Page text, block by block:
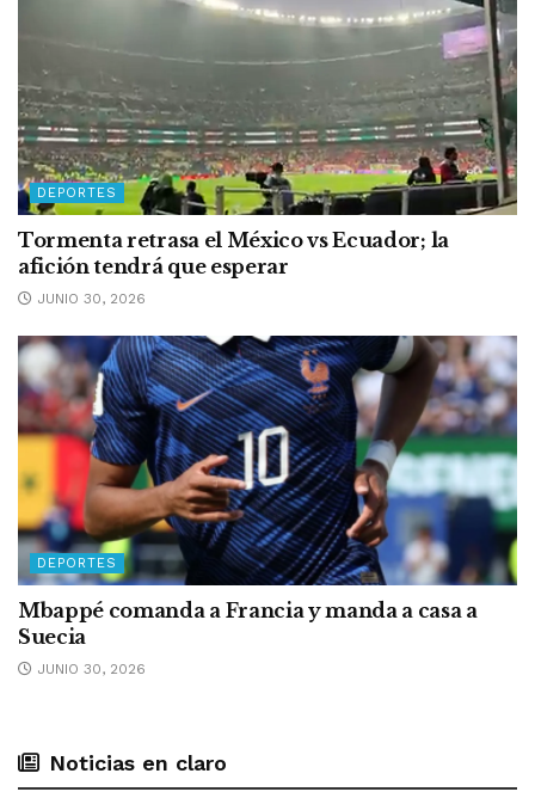
DEPORTES
Tormenta retrasa el México vs Ecuador; la
afición tendrá que esperar
JUNIO 30, 2026
DEPORTES
Mbappé comanda a Francia y manda a casa a
Suecia
JUNIO 30, 2026
Noticias en claro